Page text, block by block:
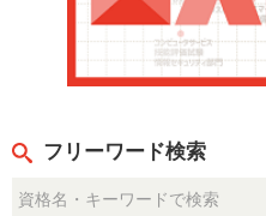
フリーワード検索